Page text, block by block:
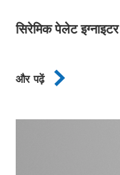
सिरेमिक पेलेट इग्नाइटर
और पढ़ें 